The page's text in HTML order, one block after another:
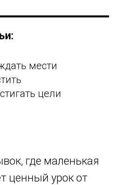
мести
цели
где маленькая
ценный урок от